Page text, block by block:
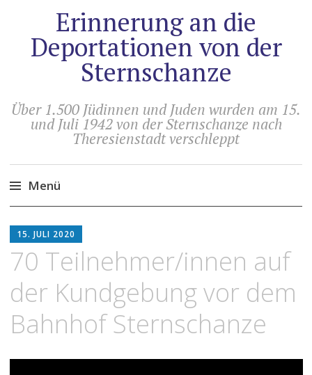
Erinnerung an die
Deportationen von der
Sternschanze
Über 1.500 Jüdinnen und Juden wurden am 15.
und Juli 1942 von der Sternschanze nach
Theresienstadt verschleppt
Menü
Inhalt
springen
15. JULI 2020
70 Teilnehmer/innen auf
der Kundgebung vor dem
Bahnhof Sternschanze